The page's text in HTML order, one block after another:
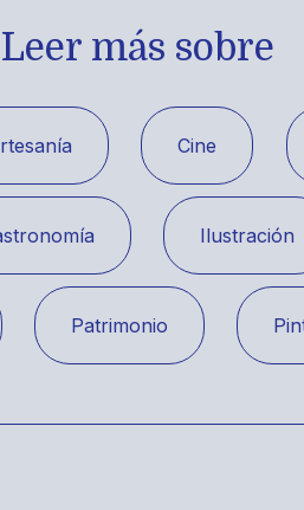
Leer más sobre
Cine
Ilustración
Patrimonio